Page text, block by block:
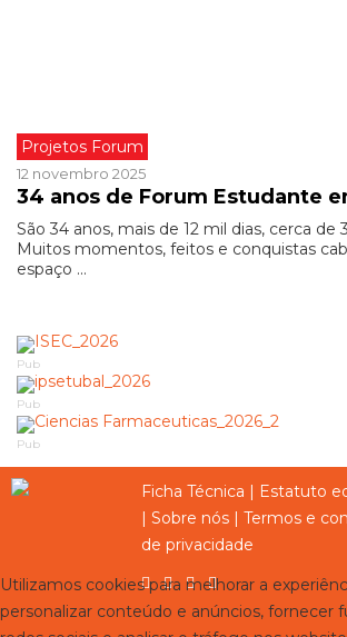
Projetos Forum
12 novembro 2025
34 anos de Forum Estudante
São 34 anos, mais de 12 mil dias, cerca de
Muitos momentos, feitos e conquistas
espaço ...
Pub
Pub
Pub
Ficha Técnica | Estatuto
| Sobre nós | Termos e
de privacidade
Utilizamos cookies para melhorar a
personalizar conteúdo e anúncios, fornecer